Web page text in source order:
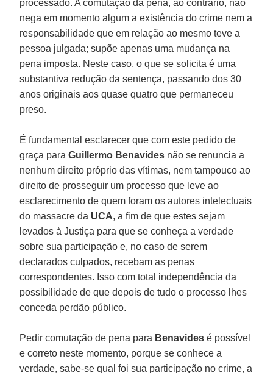
processado. A comutação da pena, ao contrário, não
nega em momento algum a existência do crime nem a
responsabilidade que em relação ao mesmo teve a
pessoa julgada; supõe apenas uma mudança na
pena imposta. Neste caso, o que se solicita é uma
substantiva redução da sentença, passando dos 30
anos originais aos quase quatro que permaneceu
preso.
É fundamental esclarecer que com este pedido de
graça paraGuillermo Benavides não se renuncia a
nenhum direito próprio das vítimas, nem tampouco ao
direito de prosseguir um processo que leve ao
esclarecimento de quem foram os autores intelectuais
do massacre da UCA, a fim de que estes sejam
levados à Justiça para que se conheça a verdade
sobre sua participação e, no caso de serem
declarados culpados, recebam as penas
correspondentes. Isso com total independência da
possibilidade de que depois de tudo o processo lhes
conceda perdão público.
Pedir comutação de pena para Benavides é possível
e correto neste momento, porque se conhece a
verdade, sabe-se qual foi sua participação no crime, a